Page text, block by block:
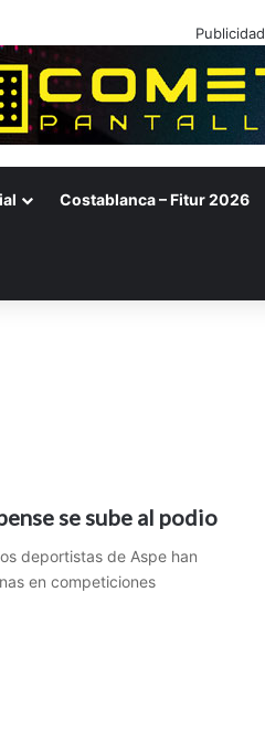
Publicidad
Costablanca – Fitur 2026
se sube al podio
deportistas de Aspe han
en competiciones